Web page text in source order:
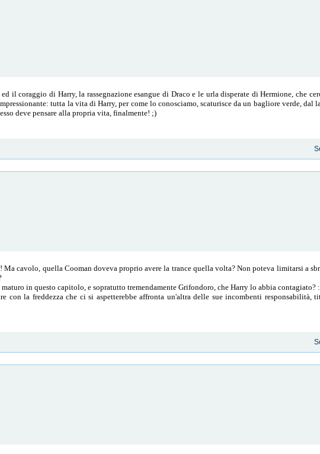
il coraggio di Harry, la rassegnazione esangue di Draco e le urla disperate di Hermione, che
tutta la vita di Harry, per come lo conosciamo, scaturisce da un bagliore verde, dal
deve pensare alla propria vita, finalmente! ;)
cavolo, quella Cooman doveva proprio avere la trance quella volta? Non poteva limitarsi a
in questo capitolo, e sopratutto tremendamente Grifondoro, che Harry lo abbia contagiato?
con la freddezza che ci si aspetterebbe affronta un'altra delle sue incombenti responsabilità,